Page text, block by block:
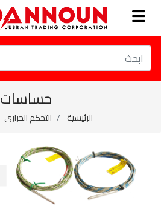
حساسات
الرئيسية التحكم الحراري